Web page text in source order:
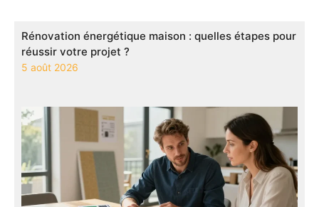
Rénovation énergétique maison : quelles étapes pour
réussir votre projet ?
5 août 2026